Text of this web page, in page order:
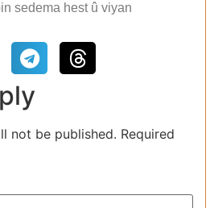
sedema hest û viyan
not be published. Required